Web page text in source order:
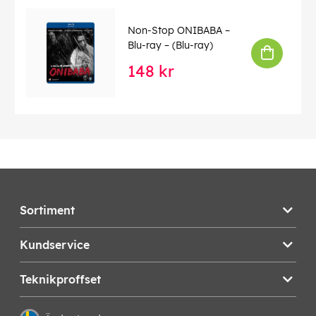
Non-Stop ONIBABA –
Blu-ray – (Blu-ray)
148 kr
Sortiment
Kundservice
Teknikproffset